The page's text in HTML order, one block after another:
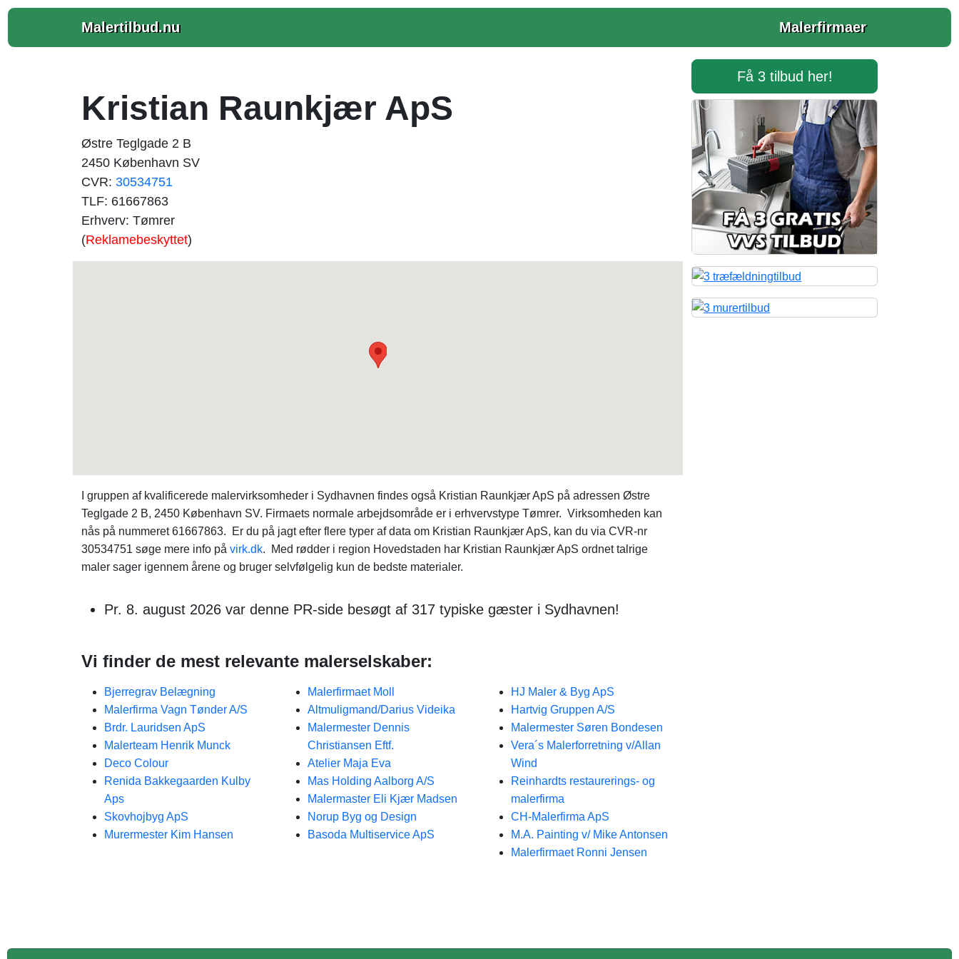
Malertilbud.nu Malerfirmaer
Kristian Raunkjær ApS
Østre Teglgade 2 B
2450 København SV
CVR: 30534751
TLF: 61667863
Erhverv: Tømrer
(Reklamebeskyttet)
I gruppen af kvalificerede malervirksomheder i Sydhavnen findes også Kristian Raunkjær ApS på adressen Østre
Teglgade 2 B, 2450 København SV. Firmaets normale arbejdsområde er i erhvervstype Tømrer. Virksomheden kan
nås på nummeret 61667863. Er du på jagt efter flere typer af data om Kristian Raunkjær ApS, kan du via CVR-nr
30534751 søge mere info på virk.dk. Med rødder i region Hovedstaden har Kristian Raunkjær ApS ordnet talrige
maler sager igennem årene og bruger selvfølgelig kun de bedste materialer.
Pr. 8. august 2026 var denne PR-side besøgt af 317 typiske gæster i Sydhavnen!
Vi finder de mest relevante malerselskaber:
Bjerregrav Belægning
Malerfirma Vagn Tønder A/S
Brdr. Lauridsen ApS
Malerteam Henrik Munck
Deco Colour
Renida Bakkegaarden Kulby
Aps
Skovhojbyg ApS
Murermester Kim Hansen
Malerfirmaet Moll
Altmuligmand/Darius Videika
Malermester Dennis
Christiansen Eftf.
Atelier Maja Eva
Mas Holding Aalborg A/S
Malermaster Eli Kjær Madsen
Norup Byg og Design
Basoda Multiservice ApS
HJ Maler & Byg ApS
Hartvig Gruppen A/S
Malermester Søren Bondesen
Vera´s Malerforretning v/Allan
Wind
Reinhardts restaurerings- og
malerfirma
CH-Malerfirma ApS
M.A. Painting v/ Mike Antonsen
Malerfirmaet Ronni Jensen
Få 3 tilbud her!